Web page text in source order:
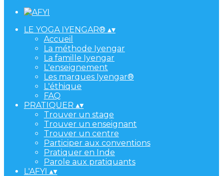
LE YOGA IYENGAR® ▴▾
Accueil
La méthode Iyengar
La famille Iyengar
L'enseignement
Les marques Iyengar®
L'éthique
FAQ
PRATIQUER ▴▾
Trouver un stage
Trouver un enseignant
Trouver un centre
Participer aux conventions
Pratiquer en Inde
Parole aux pratiquants
L'AFYI ▴▾